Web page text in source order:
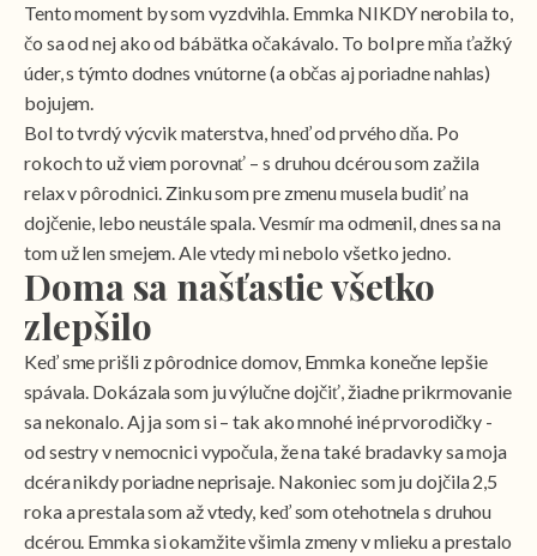
Tento moment by som vyzdvihla. Emmka NIKDY nerobila to,
čo sa od nej ako od bábätka očakávalo. To bol pre mňa ťažký
úder, s týmto dodnes vnútorne (a občas aj poriadne nahlas)
bojujem.
Bol to tvrdý výcvik materstva, hneď od prvého dňa. Po
rokoch to už viem porovnať – s druhou dcérou som zažila
relax v pôrodnici. Zinku som pre zmenu musela budiť na
dojčenie, lebo neustále spala. Vesmír ma odmenil, dnes sa na
tom už len smejem. Ale vtedy mi nebolo všetko jedno.
Doma sa našťastie všetko
zlepšilo
Keď sme prišli z pôrodnice domov, Emmka konečne lepšie
spávala. Dokázala som ju výlučne dojčiť, žiadne prikrmovanie
sa nekonalo. Aj ja som si – tak ako mnohé iné prvorodičky -
od sestry v nemocnici vypočula, že na také bradavky sa moja
dcéra nikdy poriadne neprisaje. Nakoniec som ju dojčila 2,5
roka a prestala som až vtedy, keď som otehotnela s druhou
dcérou. Emmka si okamžite všimla zmeny v mlieku a prestalo